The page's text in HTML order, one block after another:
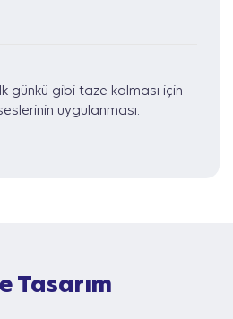
günkü gibi taze kalması için
uygulanması.
Tasarım